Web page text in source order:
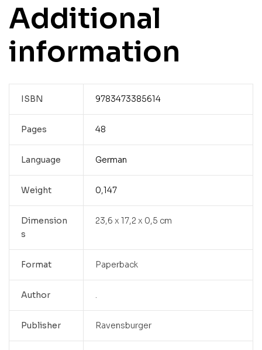
Additional
information
ISBN 9783473385614
Pages 48
Language German
Weight 0,147
Dimension
s
23,6 x 17,2 x 0,5 cm
Format Paperback
Author .
Publisher Ravensburger